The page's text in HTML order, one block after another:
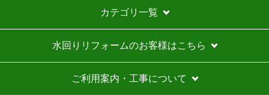
カテゴリ一覧
水回りリフォームのお客様はこちら
ご利用案内・工事について